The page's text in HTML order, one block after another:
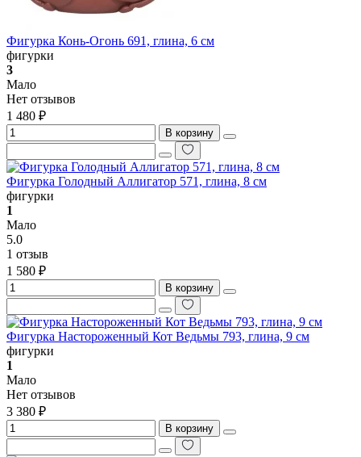
Фигурка Конь-Огонь 691, глина, 6 см
фигурки
3
Мало
Нет отзывов
1 480 ₽
В корзину
Фигурка Голодный Аллигатор 571, глина, 8 см
фигурки
1
Мало
5.0
1 отзыв
1 580 ₽
В корзину
Фигурка Настороженный Кот Ведьмы 793, глина, 9 см
фигурки
1
Мало
Нет отзывов
3 380 ₽
В корзину